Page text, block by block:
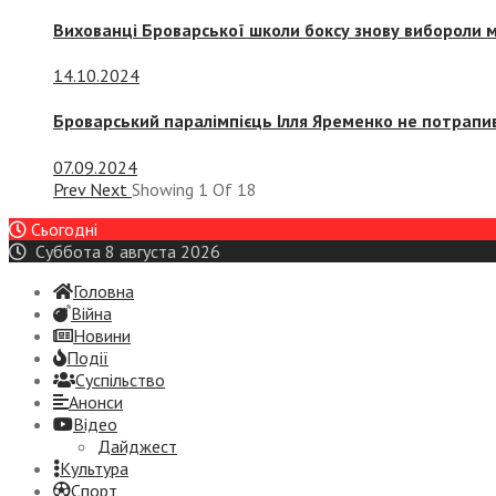
Вихованці Броварської школи боксу знову вибороли
14.10.2024
Броварський паралімпієць Ілля Яременко не
07.09.2024
Prev Next Showing 1 Of 18
Сьогодні
Суббота 8 августа 2026
Головна
Війна
Новини
Події
Суспiльство
Анонси
Відео
Дайджест
Культура
Спорт